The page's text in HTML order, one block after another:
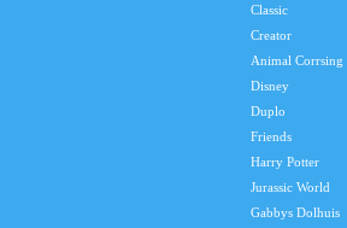
Classic
Creator
Animal Corrsing
Disney
Duplo
Friends
Harry Potter
Jurassic World
Gabbys Dolhuis